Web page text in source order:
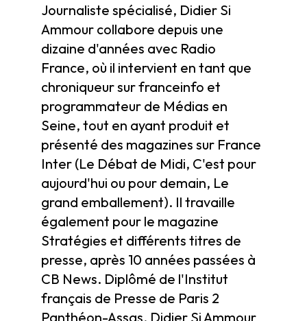
Journaliste spécialisé, Didier Si
Ammour collabore depuis une
dizaine d'années avec Radio
France, où il intervient en tant que
chroniqueur sur franceinfo et
programmateur de Médias en
Seine, tout en ayant produit et
présenté des magazines sur France
Inter (Le Débat de Midi, C'est pour
aujourd'hui ou pour demain, Le
grand emballement). Il travaille
également pour le magazine
Stratégies et différents titres de
presse, après 10 années passées à
CB News. Diplômé de l'Institut
français de Presse de Paris 2
Panthéon-Assas, Didier Si Ammour